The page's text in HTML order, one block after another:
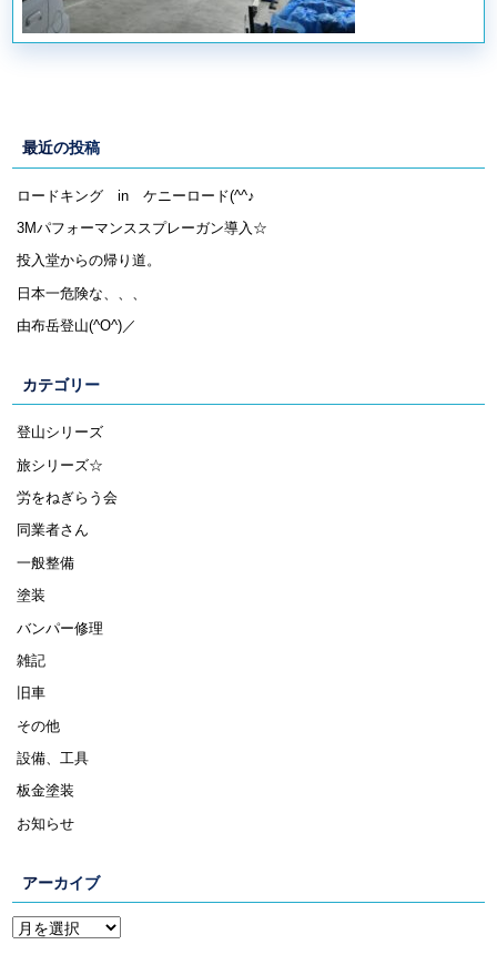
最近の投稿
ロードキング in ケニーロード(^^♪
3Mパフォーマンススプレーガン導入☆
投入堂からの帰り道。
日本一危険な、、、
由布岳登山(^O^)／
カテゴリー
登山シリーズ
旅シリーズ☆
労をねぎらう会
同業者さん
一般整備
塗装
バンパー修理
雑記
旧車
その他
設備、工具
板金塗装
お知らせ
アーカイブ